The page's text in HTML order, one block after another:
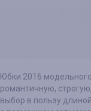
Юбки 2016
романтичную,
выбор в пользу